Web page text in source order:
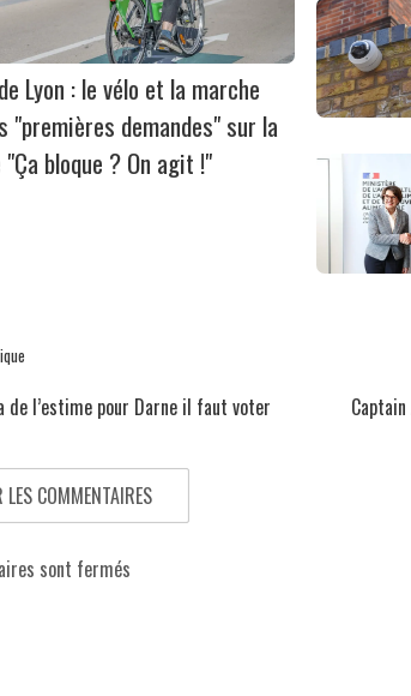
Lyon : le vélo et la marche
"premières demandes" sur la
bloque ? On agit !"
de l’estime pour Darne il faut voter
LES COMMENTAIRES
sont fermés